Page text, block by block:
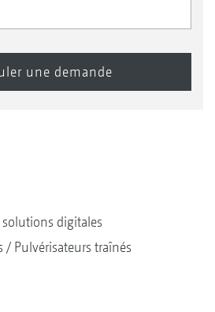
digitales
Pulvérisateurs traînés